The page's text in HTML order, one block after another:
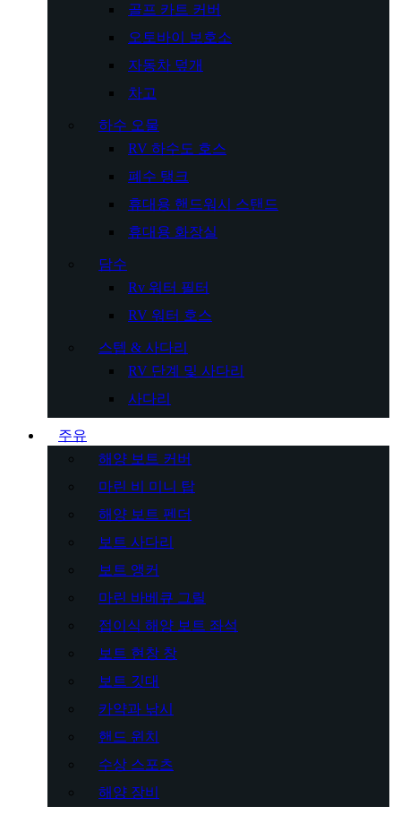
골프 카트 커버
오토바이 보호소
자동차 덮개
차고
하수 오물
RV 하수도 호스
폐수 탱크
휴대용 핸드워시 스탠드
휴대용 화장실
담수
Rv 워터 필터
RV 워터 호스
스텝 & 사다리
RV 단계 및 사다리
사다리
주유
해양 보트 커버
마린 비 미니 탑
해양 보트 펜더
보트 사다리
보트 앵커
마린 바베큐 그릴
접이식 해양 보트 좌석
보트 현창 창
보트 깃대
카약과 낚시
핸드 윈치
수상 스포츠
해양 장비